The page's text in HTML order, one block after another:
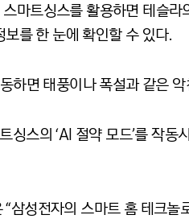
마트싱스를 활용하면 테슬
를 한 눈에 확인할 수 있다.
하면 태풍이나 폭설과 같은
스의 ‘AI 절약 모드’를 작
성전자의 스마트 홈 테크놀